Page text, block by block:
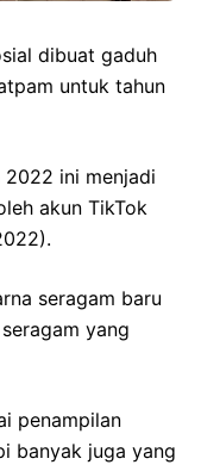
dibuat gaduh
untuk tahun
ini menjadi
akun TikTok
seragam baru
yang
penampilan
banyak juga yang